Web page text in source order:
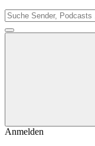
Anmelden